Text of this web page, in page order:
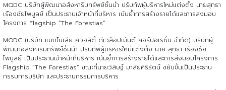
MQDC บริษัทผู้พัฒนาอสังหาริมทรัพย์ชั้นนำ ปรับทัพผู้บริหารใหม่แต่งตั้ง นายสุทธา
เรืองชัยไพบูลย์ เป็นประธานเจ้าหน้าที่บริหาร เน้นย้ำการสร้างรายได้และการส่งมอบ
โครงการ Flagship “The Forestias”
MQDC (บริษัท แมกโนเลีย ควอลิตี้ ดีเวล็อปเม้นต์ คอร์ปอเรชั่น จำกัด) บริษัทผู้
พัฒนาอสังหาริมทรัพย์ชั้นนำ ปรับทัพผู้บริหารใหม่แต่งตั้ง นาย สุทธา เรืองชัย
ไพบูลย์ เป็นประธานเจ้าหน้าที่บริหาร เน้นย้ำการสร้างรายได้และการส่งมอบโครงการ
Flagship “The Forestias” ขณะที่นายวิสิษฐ์ มาลัยศิริรัตน์ ขยับขึ้นเป็นประธาน
กรรมการบริษัท และประธานกรรมการบริหาร